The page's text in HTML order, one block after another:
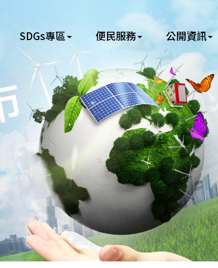
SDGs專區 便民服務 公開資訊